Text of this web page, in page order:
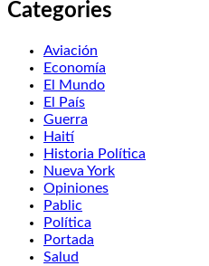
Categories
Aviación
Economía
El Mundo
El País
Guerra
Haití
Historia Política
Nueva York
Opiniones
Pablic
Política
Portada
Salud